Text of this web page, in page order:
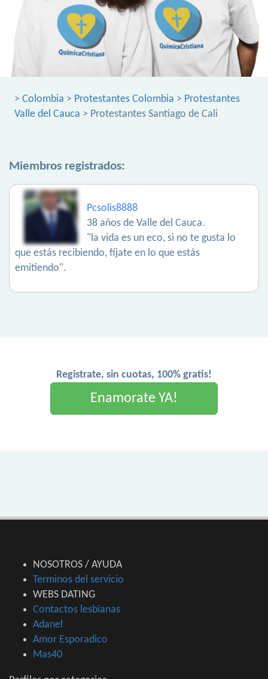
> Colombia > Protestantes Colombia > Protestantes
Valle del Cauca > Protestantes Santiago de Cali
Miembros registrados:
Pcsolis8888
38 años de Valle del Cauca.
"la vida es un eco, si no te gusta lo
que estás recibiendo, fíjate en lo que estás
emitiendo".
Registrate, sin cuotas, 100% gratis!
Enamorate YA!
NOSOTROS / AYUDA
Terminos del servicio
WEBS DATING
Contactos lesbianas
Adanel
Amor Esporadico
Mas40